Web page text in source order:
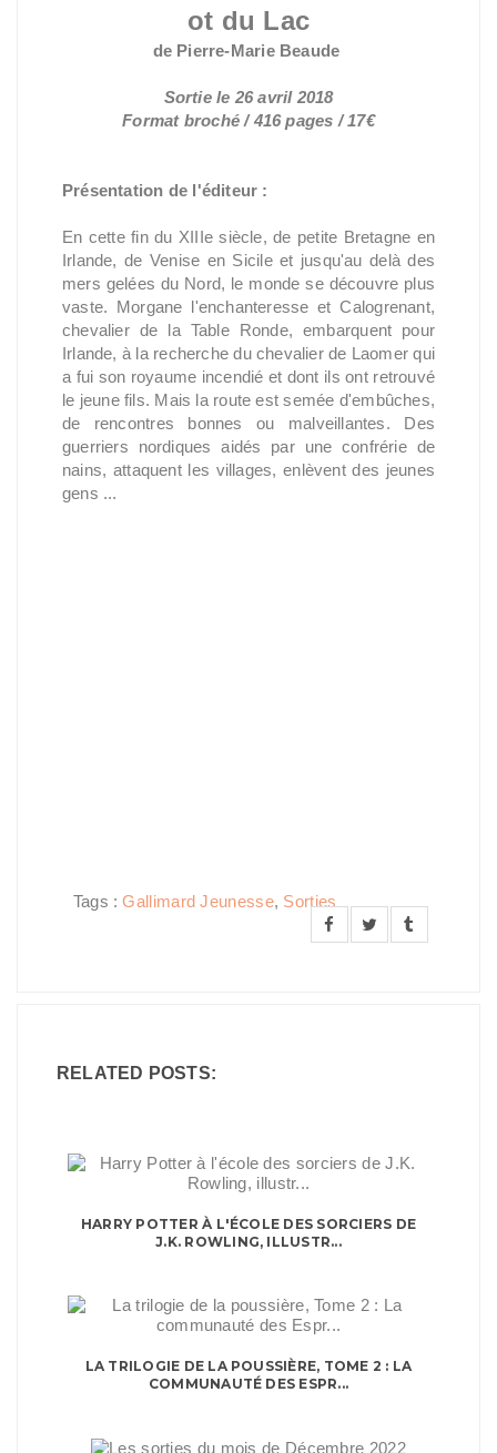
ot du Lac
de Pierre-Marie Beaude
Sortie le 26 avril 2018
Format broché / 416 pages / 17€
Présentation de l'éditeur :
En cette fin du XIIIe siècle, de petite Bretagne en
Irlande, de Venise en Sicile et jusqu'au delà des
mers gelées du Nord, le monde se découvre plus
vaste. Morgane l'enchanteresse et Calogrenant,
chevalier de la Table Ronde, embarquent pour
Irlande, à la recherche du chevalier de Laomer qui
a fui son royaume incendié et dont ils ont retrouvé
le jeune fils. Mais la route est semée d'embûches,
de rencontres bonnes ou malveillantes. Des
guerriers nordiques aidés par une confrérie de
nains, attaquent les villages, enlèvent des jeunes
gens ...
Tags :Gallimard Jeunesse, Sorties
RELATED POSTS:
HARRY POTTER À L'ÉCOLE DES SORCIERS DE
J.K. ROWLING, ILLUSTR...
LA TRILOGIE DE LA POUSSIÈRE, TOME 2 : LA
COMMUNAUTÉ DES ESPR...